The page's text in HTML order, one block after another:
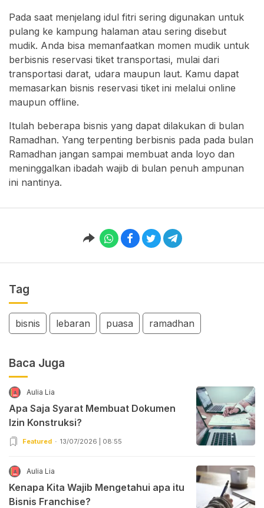
Pada saat menjelang idul fitri sering digunakan untuk
pulang ke kampung halaman atau sering disebut
mudik. Anda bisa memanfaatkan momen mudik untuk
berbisnis reservasi tiket transportasi, mulai dari
transportasi darat, udara maupun laut. Kamu dapat
memasarkan bisnis reservasi tiket ini melalui online
maupun offline.
Itulah beberapa bisnis yang dapat dilakukan di bulan
Ramadhan. Yang terpenting berbisnis pada pada bulan
Ramadhan jangan sampai membuat anda loyo dan
meninggalkan ibadah wajib di bulan penuh ampunan
ini nantinya.
Tag
bisnis lebaran puasa ramadhan
Baca Juga
Aulia Lia
Apa Saja Syarat Membuat Dokumen
Izin Konstruksi?
Featured 13/07/2026 | 08:55
Aulia Lia
Kenapa Kita Wajib Mengetahui apa itu
Bisnis Franchise?